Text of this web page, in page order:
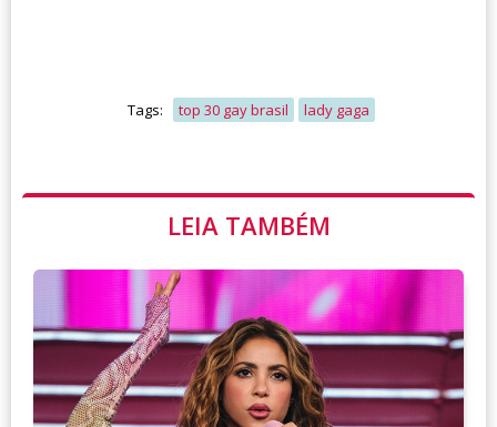
Tags: top 30 gay brasil lady gaga
LEIA TAMBÉM